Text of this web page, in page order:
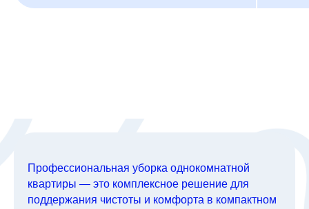
Профессиональная уборка однокомнатной
квартиры — это комплексное решение для
поддержания чистоты и комфорта в компактном